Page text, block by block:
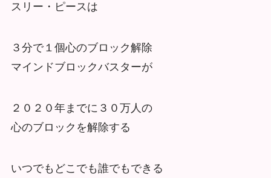
スリー・ピースは
３分で１個心のブロック解除
マインドブロックバスターが
２０２０年までに３０万人の
心のブロックを解除する
いつでもどこでも誰でもできる